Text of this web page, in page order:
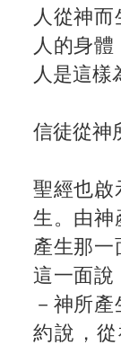
人從神
人的身
人是這樣
信徒從神
聖經也啟
生。由神
產生那一
這一面說
－神所
約說，